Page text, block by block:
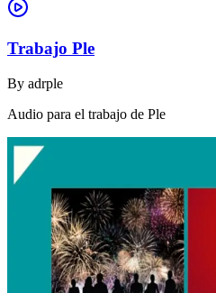
Trabajo Ple
By adrple
Audio para el trabajo de Ple